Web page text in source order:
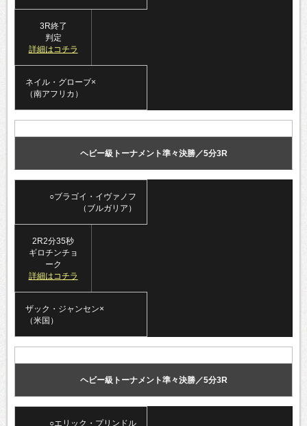
3R終了
判定
詳細はコチラ
ネイル・グローブ×
（南アフリカ）
ヘビー級トーナメント準々決勝／5分3R
○ブラゴイ・イヴァノフ
（ブルガリア）
2R2分35秒
ギロチンチョ
ーク
詳細はコチラ
ザック・ジャンセン×
（米国）
ヘビー級トーナメント準々決勝／5分3R
○エリック・プリンドル